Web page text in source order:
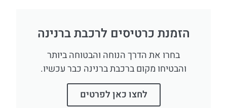
הזמנת כרטיסים לרכבת ברנינה
בחרו את הדרך הנוחה והבטוחה ביותר
והבטיחו מקום ברכבת ברנינה כבר עכשיו.
לחצו כאן לפרטים